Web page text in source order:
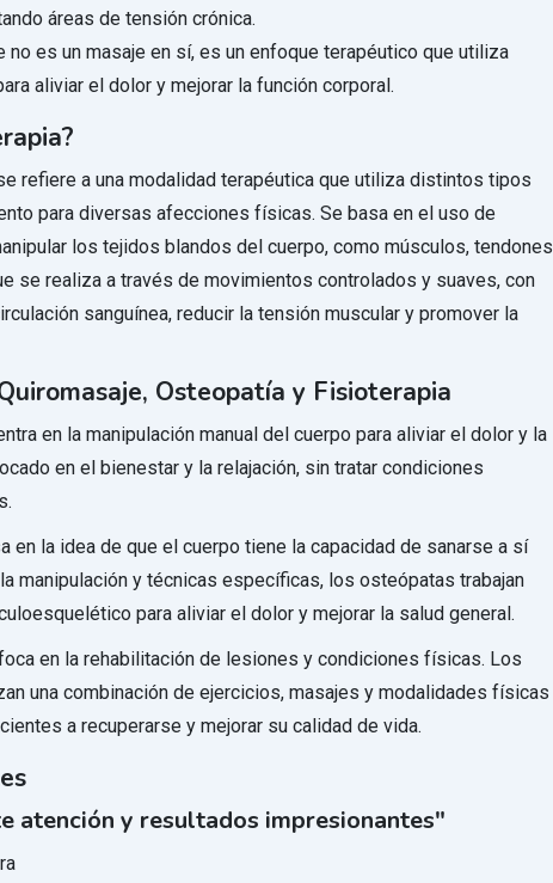
áreas de tensión crónica.
no es un masaje en sí, es un enfoque terapéutico que utiliza
aliviar el dolor y mejorar la función corporal.
refiere a una modalidad terapéutica que utiliza distintos tipos
para diversas afecciones físicas. Se basa en el uso de
los tejidos blandos del cuerpo, como músculos, tendones
se realiza a través de movimientos controlados y suaves, con
sanguínea, reducir la tensión muscular y promover la
Osteopatía y Fisioterapia
en la manipulación manual del cuerpo para aliviar el dolor y la
en el bienestar y la relajación, sin tratar condiciones
en la idea de que el cuerpo tiene la capacidad de sanarse a sí
manipulación y técnicas específicas, los osteópatas trabajan
para aliviar el dolor y mejorar la salud general.
en la rehabilitación de lesiones y condiciones físicas. Los
una combinación de ejercicios, masajes y modalidades físicas
a recuperarse y mejorar su calidad de vida.
atención y resultados impresionantes"